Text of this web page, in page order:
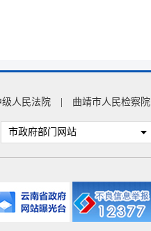
级人民法院 曲靖市人民检察院
市政府部门网站